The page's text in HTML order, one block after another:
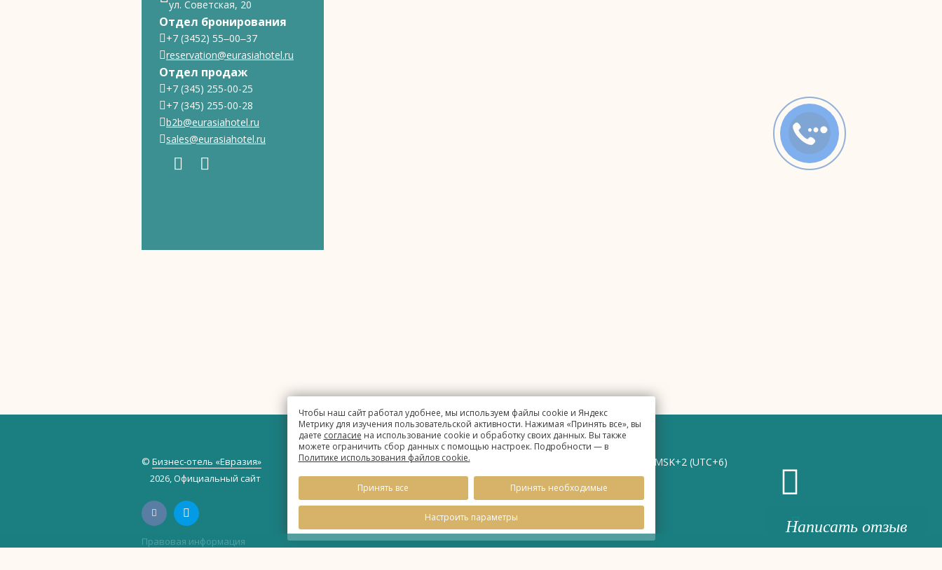
Чтобы наш сайт работал удобнее, мы используем файлы cookie и Яндекс
Метрику для изучения пользовательской активности. Нажимая «Принять все», вы
даете согласие на использование cookie и обработку своих данных. Вы также
можете ограничить сбор данных с помощью настроек. Подробности — в
Политике использования файлов cookie.
Принять все Принять необходимые
Настроить параметры
Написать отзыв
ул. Советская, 20
Отдел бронирования
+7 (3452) 55‒00‒37
reservation@eurasiahotel.ru
Отдел продаж
+7 (345) 255-00-25
+7 (345) 255-00-28
b2b@eurasiahotel.ru
sales@eurasiahotel.ru
© Бизнес-отель «Евразия»
2026, Официальный сайт
Правовая информация
MSK+2 (UTC+6)